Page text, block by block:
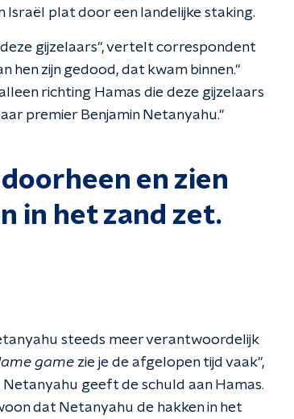
Israël plat door een landelijke staking.
gijzelaars", vertelt correspondent
hen zijn gedood, dat kwam binnen."
richting Hamas die deze gijzelaars
premier Benjamin Netanyahu."
en zien
in het zand zet.
steeds meer verantwoordelijk
game zie je de afgelopen tijd vaak",
geeft de schuld aan Hamas.
dat Netanyahu de hakken in het